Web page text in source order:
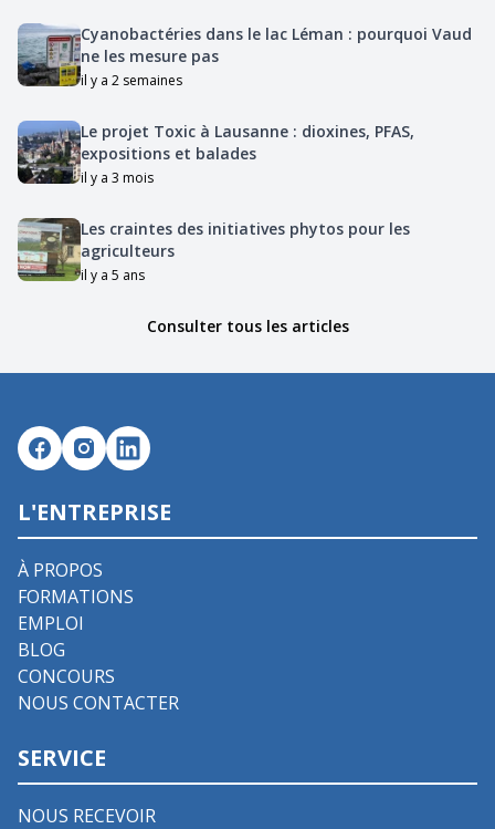
Cyanobactéries dans le lac Léman : pourquoi Vaud
ne les mesure pas
il y a 2 semaines
Le projet Toxic à Lausanne : dioxines, PFAS,
expositions et balades
il y a 3 mois
Les craintes des initiatives phytos pour les
agriculteurs
il y a 5 ans
Consulter tous les articles
L'ENTREPRISE
À PROPOS
FORMATIONS
EMPLOI
BLOG
CONCOURS
NOUS CONTACTER
SERVICE
NOUS RECEVOIR